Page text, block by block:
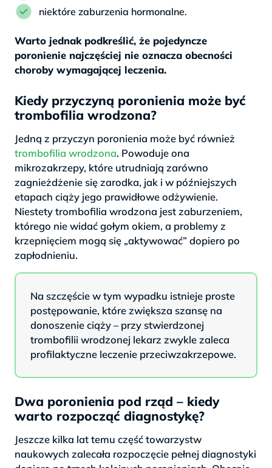
niektóre zaburzenia hormonalne.
Warto jednak podkreślić, że pojedyncze
poronienie najczęściej nie oznacza obecności
choroby wymagającej leczenia.
Kiedy przyczyną poronienia może być
trombofilia wrodzona?
Jedną z przyczyn poronienia może być również
trombofilia wrodzona. Powoduje ona
mikrozakrzepy, które utrudniają zarówno
zagnieżdżenie się zarodka, jak i w późniejszych
etapach ciąży jego prawidłowe odżywienie.
Niestety trombofilia wrodzona jest zaburzeniem,
którego nie widać gołym okiem, a problemy z
krzepnięciem mogą się „aktywować” dopiero po
zapłodnieniu.
Na szczęście w tym wypadku istnieje proste
postępowanie, które zwiększa szansę na
donoszenie ciąży – przy stwierdzonej
trombofilii wrodzonej lekarz zwykle zaleca
profilaktyczne leczenie przeciwzakrzepowe.
Dwa poronienia pod rząd – kiedy
warto rozpocząć diagnostykę?
Jeszcze kilka lat temu część towarzystw
naukowych zalecała rozpoczęcie pełnej diagnostyki